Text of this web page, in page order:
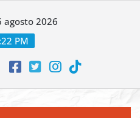
agosto 2026
PM